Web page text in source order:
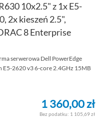
10x2.5" z 1x E5-
2x kieszeń 2.5",
8 Enterprise
serwerowa Dell PowerEdge
E5-2620 v3 6-core 2.4GHz 15MB
1 360,00 zł
1 105,69 zł